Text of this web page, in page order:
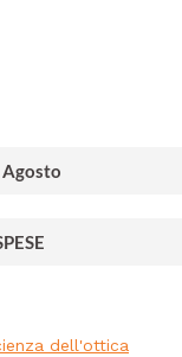
Agosto
dell'ottica